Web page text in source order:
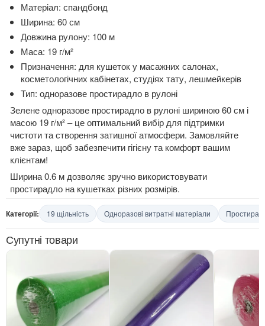
Матеріал: спандбонд
Ширина: 60 см
Довжина рулону: 100 м
Маса: 19 г/м²
Призначення: для кушеток у масажних салонах,
косметологічних кабінетах, студіях тату, лешмейкерів
Тип: одноразове простирадло в рулоні
Зелене одноразове простирадло в рулоні шириною 60 см і
масою 19 г/м² – це оптимальний вибір для підтримки
чистоти та створення затишної атмосфери. Замовляйте
вже зараз, щоб забезпечити гігієну та комфорт вашим
клієнтам!
Ширина 0.6 м дозволяє зручно використовувати
простирадло на кушетках різних розмірів.
Категорії: 19 щільність Одноразові витратні матеріали
Супутні товари